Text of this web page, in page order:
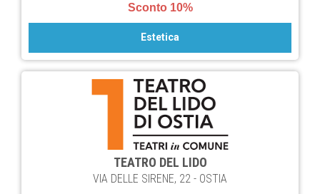
Sconto 10%
Estetica
TEATRO DEL LIDO
VIA DELLE SIRENE, 22 - OSTIA